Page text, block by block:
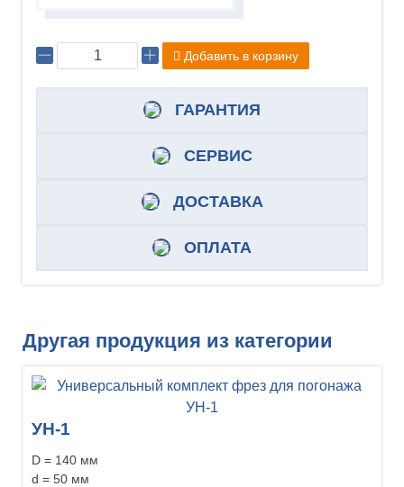
Добавить в корзину
ГАРАНТИЯ
СЕРВИС
ДОСТАВКА
ОПЛАТА
Другая продукция из категории
УН-1
D = 140 мм
d = 50 мм